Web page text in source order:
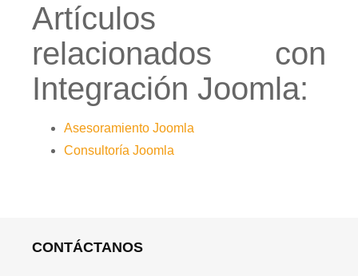
Artículos
relacionados con
Integración Joomla:
Asesoramiento Joomla
Consultoría Joomla
CONTÁCTANOS